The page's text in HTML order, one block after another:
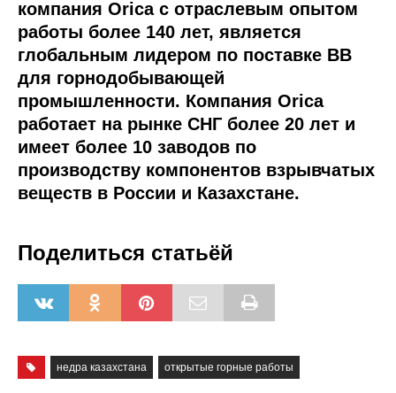
компания Orica с отраслевым опытом
работы более 140 лет, является
глобальным лидером по поставке ВВ
для горнодобывающей
промышленности. Компания Orica
работает на рынке СНГ более 20 лет и
имеет более 10 заводов по
производству компонентов взрывчатых
веществ в России и Казахстане.
Поделиться статьёй
недра казахстана открытые горные работы